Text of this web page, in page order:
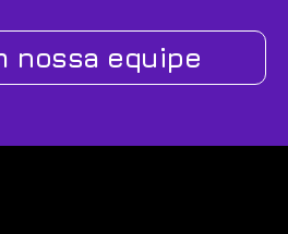
nossa equipe